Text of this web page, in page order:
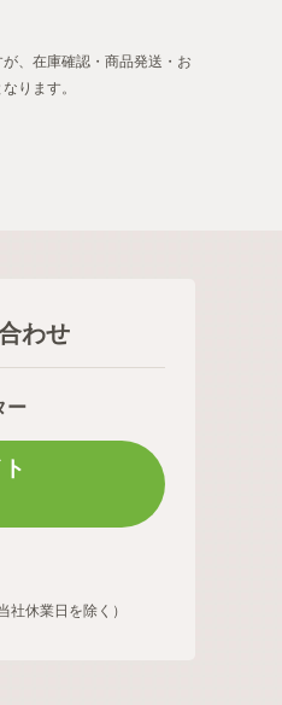
、在庫確認・商品発送・お
ります。
わせ
ー
休業日を除く）